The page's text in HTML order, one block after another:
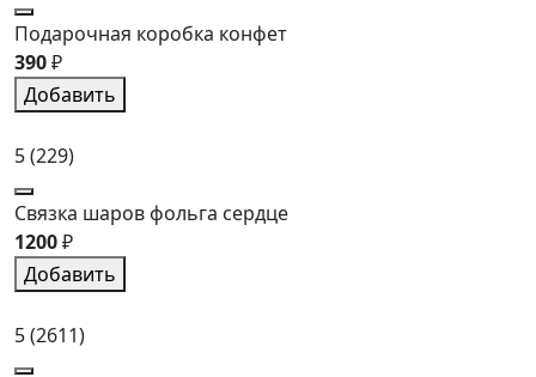
Подарочная коробка конфет
390₽
Добавить
5(229)
Связка шаров фольга сердце
1200₽
Добавить
5(2611)